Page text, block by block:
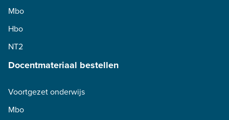
Mbo
Hbo
NT2
Docentmateriaal bestellen
Voortgezet onderwijs
Mbo